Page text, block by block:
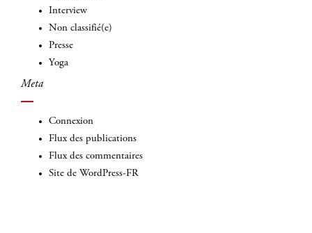
Interview
Non classifié(e)
Presse
Yoga
Meta
Connexion
Flux des publications
Flux des commentaires
Site de WordPress-FR